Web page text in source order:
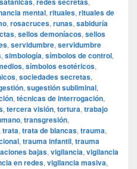
mental, rituales, rituales de
, rosacruces, runas, sabiduría
, sellos demoníacos, sellos
, servidumbre, servidumbre
, simbología, símbolos de control,
, símbolos esotéricos,
, sociedades secretas,
, sugestión subliminal,
, técnicas de interrogación,
, tercera visión, tortura, trabajo
, transgresión,
trata, trata de blancas, trauma,
, trauma infantil, trauma
bajas, vigilancia, vigilancia
en redes, vigilancia masiva,